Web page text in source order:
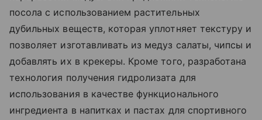
посола с использованием растительных
дубильных веществ, которая уплотняет текстуру и
позволяет изготавливать из медуз салаты, чипсы и
добавлять их в крекеры. Кроме того, разработана
технология получения гидролизата для
использования в качестве функционального
ингредиента в напитках и пастах для спортивного